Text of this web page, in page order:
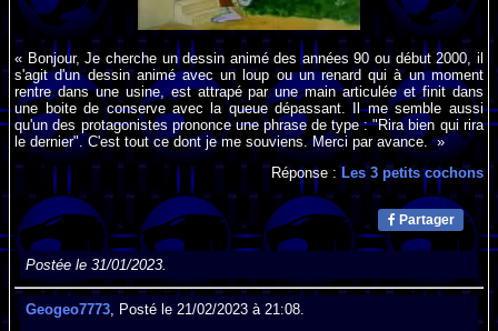
« Bonjour, Je cherche un dessin animé des années 90 ou début 2000, il
s'agit d'un dessin animé avec un loup ou un renard qui à un moment
rentre dans une usine, est attrapé par une main articulée et finit dans
une boite de conserve avec la queue dépassant. Il me semble aussi
qu'un des protagonistes prononce une phrase de type : "Rira bien qui rira
le dernier". C'est tout ce dont je me souviens. Merci par avance. »
Réponse : Les 3 petits cochons
Partager
Postée le 31/01/2023.
Geogeo7773, Posté le 21/02/2023 à 21:08.